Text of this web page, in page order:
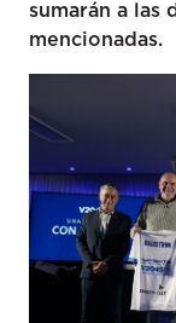
sumarán a las
mencionadas.